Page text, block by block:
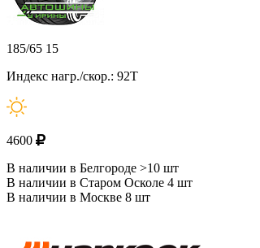
185/65 15
Индекс нагр./скор.: 92T
4600
В наличии в Белгороде >10 шт
В наличии в Старом Осколе 4 шт
В наличии в Москве 8 шт